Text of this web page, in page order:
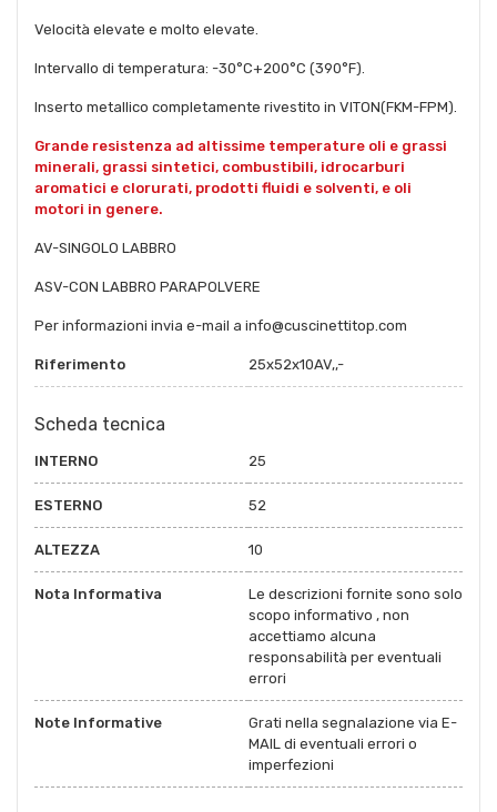
Velocità elevate e molto elevate.
Intervallo di temperatura: -30°C+200°C (390°F).
Inserto metallico completamente rivestito in VITON(FKM-FPM).
Grande resistenza ad altissime temperature oli e grassi
minerali, grassi sintetici, combustibili, idrocarburi
aromatici e clorurati, prodotti fluidi e solventi, e oli
motori in genere.
AV-SINGOLO LABBRO
ASV-CON LABBRO PARAPOLVERE
Per informazioni invia e-mail a info@cuscinettitop.com
Riferimento 25x52x10AV,,-
Scheda tecnica
INTERNO 25
ESTERNO 52
ALTEZZA 10
Nota Informativa
Le descrizioni fornite sono solo
scopo informativo , non
accettiamo alcuna
responsabilità per eventuali
errori
Note Informative
Grati nella segnalazione via E-
MAIL di eventuali errori o
imperfezioni